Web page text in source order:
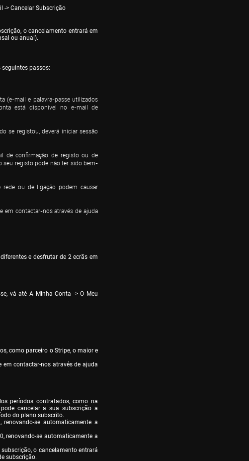
-> Cancelar Subscrição
o cancelamento entrará em
ou anual).
passos:
(e-mail e palavra-passe utilizados
está disponível no e-mail de
se registou, deverá iniciar sessão
de confirmação de registo ou de
seu registo pode não ter sido bem-
rede ou de ligação podem causar
em contactar-nos através de ajuda
e desfrutar de 2 ecrãs em
vá até A Minha Conta -> O Meu
como parceiro o Stripe, o maior e
contactar-nos através de ajuda
períodos contratados, como na
cancelar a sua subscrição a
do plano subscrito.
se automaticamente a
renovando-se automaticamente a
o cancelamento entrará
subscrição.